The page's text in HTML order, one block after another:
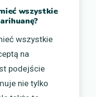
wszystkie
wszystkie
na
podejście
nie tylko